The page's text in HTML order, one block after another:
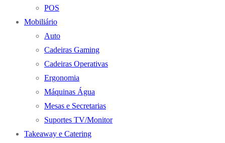
POS
Mobiliário
Auto
Cadeiras Gaming
Cadeiras Operativas
Ergonomia
Máquinas Água
Mesas e Secretarias
Suportes TV/Monitor
Takeaway e Catering